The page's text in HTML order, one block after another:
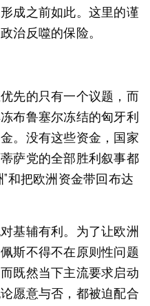
成之前如此。这里的谨
治反噬的保险。
先的只有一个议题，而
布鲁塞尔冻结的匈牙利
。没有这些资金，国家
萨党的全部胜利叙事都
和把欧洲资金带回布达
基辅有利。为了让欧洲
斯不得不在原则性问题
既然当下主流要求启动
愿意与否，都被迫配合